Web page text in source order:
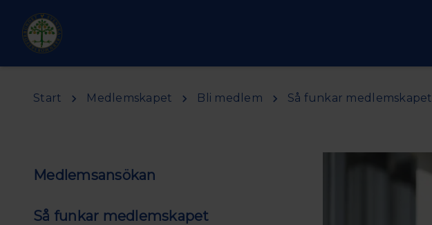
Start Medlemskapet Bli medlem Så funkar medlemskapet
Medlemsansökan
Så funkar medlemskapet